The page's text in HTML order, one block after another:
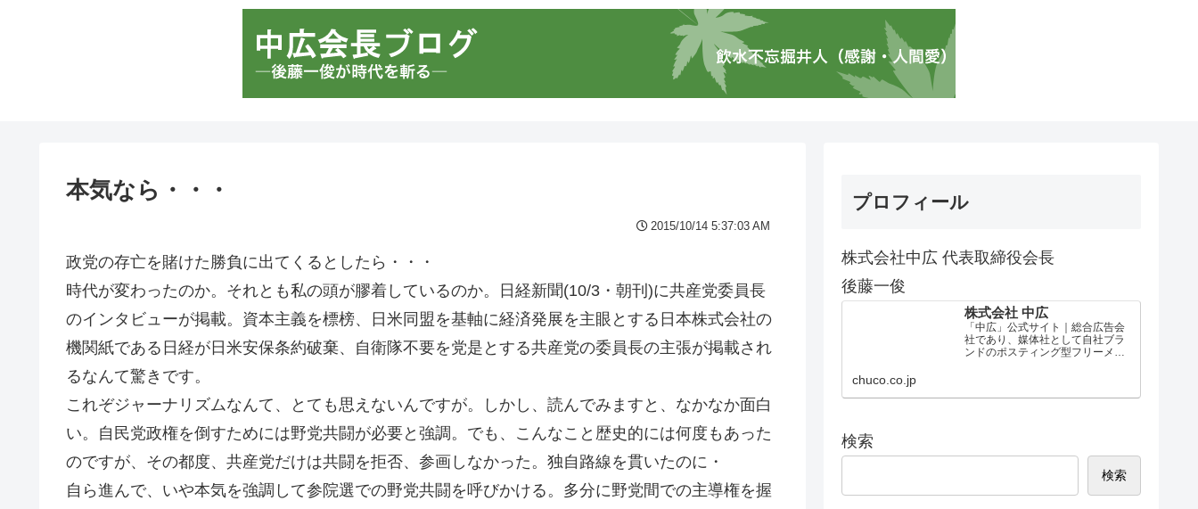
本気なら・・・
2015/10/14 5:37:03 AM
政党の存亡を賭けた勝負に出てくるとしたら・・・
時代が変わったのか。それとも私の頭が膠着しているのか。日経新聞(10/3・朝刊)に共産党委員長
のインタビューが掲載。資本主義を標榜、日米同盟を基軸に経済発展を主眼とする日本株式会社の
機関紙である日経が日米安保条約破棄、自衛隊不要を党是とする共産党の委員長の主張が掲載され
るなんて驚きです。
これぞジャーナリズムなんて、とても思えないんですが。しかし、読んでみますと、なかなか面白
い。自民党政権を倒すためには野党共闘が必要と強調。でも、こんなこと歴史的には何度もあった
のですが、その都度、共産党だけは共闘を拒否、参画しなかった。独自路線を貫いたのに・
自ら進んで、いや本気を強調して参院選での野党共闘を呼びかける。多分に野党間での主導権を握
プロフィール
株式会社中広 代表取締役会長
後藤一俊
株式会社 中広
「中広」公式サイト｜総合広告会
社であり、媒体社として自社ブラ
ンドのポスティング型フリーメデ
chuco.co.jp
検索
検索